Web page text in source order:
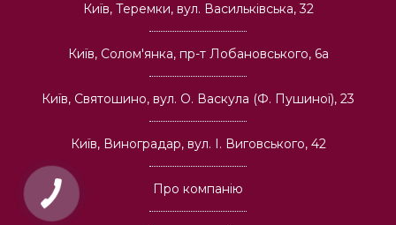
Київ, Теремки, вул. Васильківська, 32
Київ, Солом'янка, пр-т Лобановського, 6а
Київ, Святошино, вул. О. Васкула (Ф. Пушиної), 23
Київ, Виноградар, вул. І. Виговського, 42
Про компанію